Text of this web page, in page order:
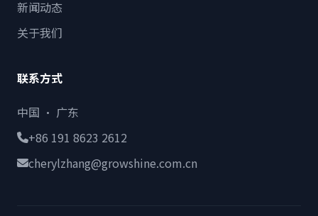
新闻动态
关于我们
联系方式
中国 · 广东
+86 191 8623 2612
cherylzhang@growshine.com.cn